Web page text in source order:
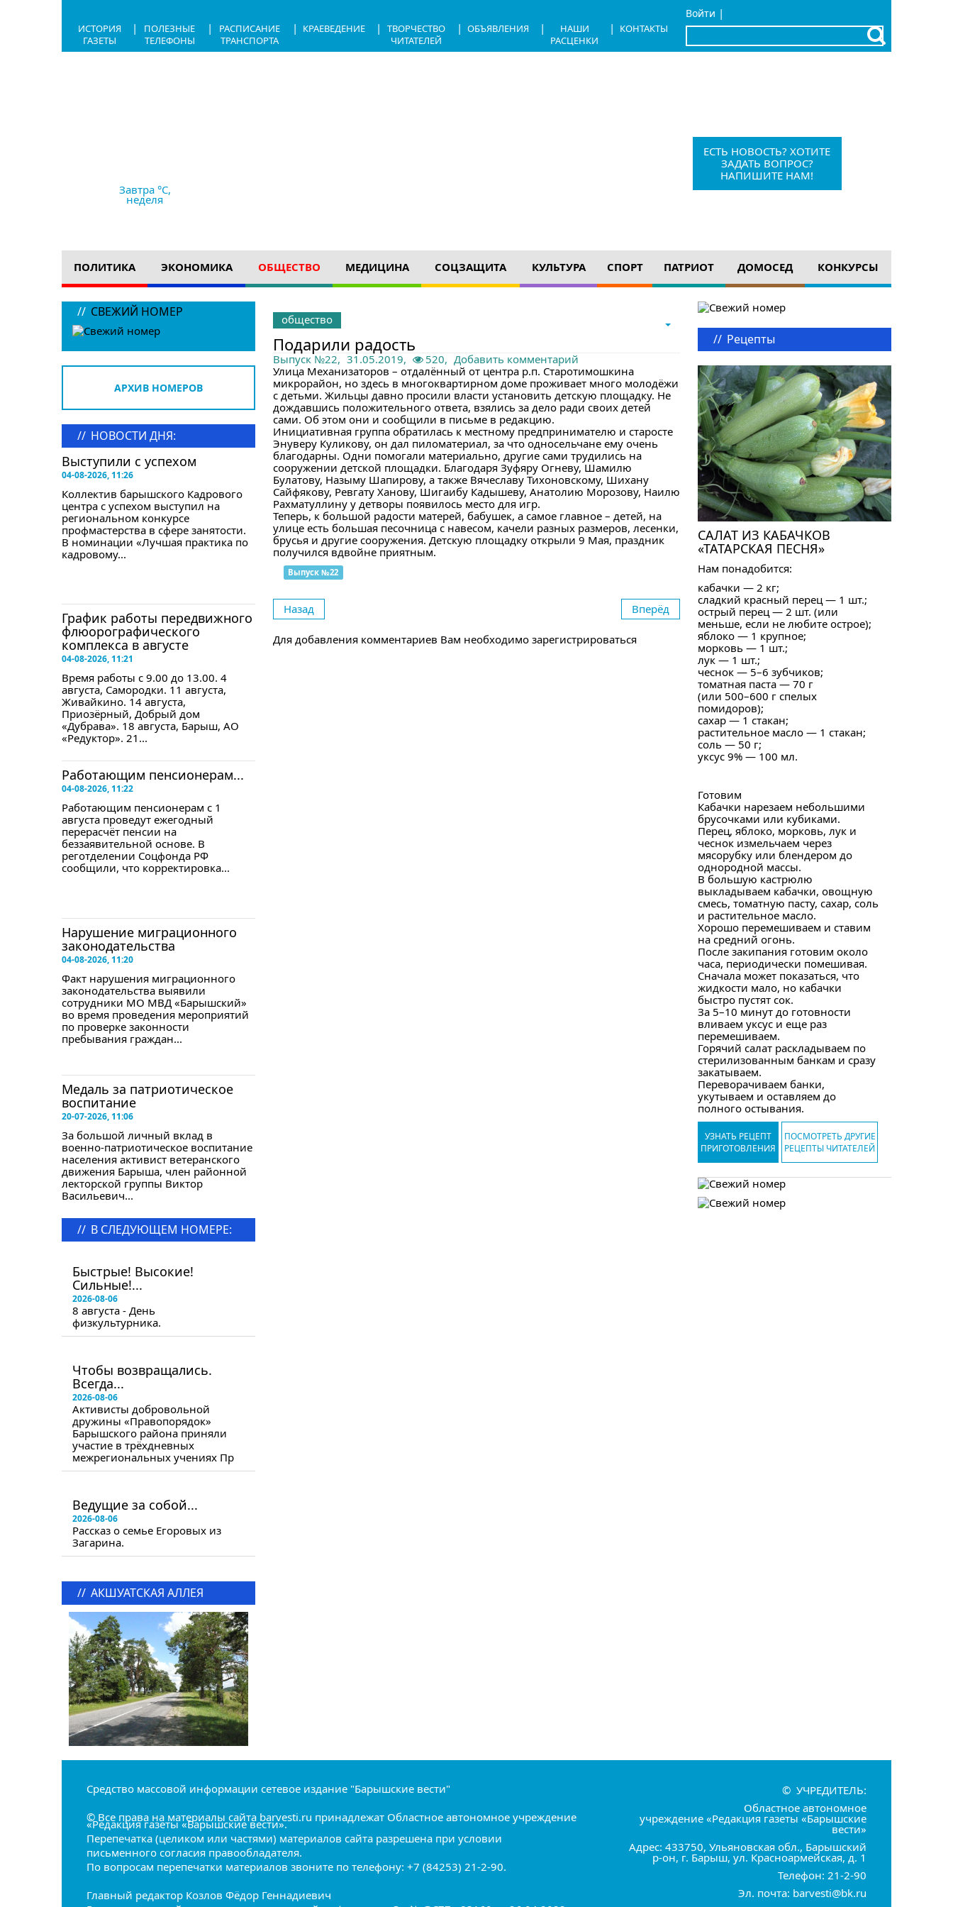
Войти |
x
ИСТОРИЯ
ГАЗЕТЫ
|
ПОЛЕЗНЫЕ
ТЕЛЕФОНЫ
|
РАСПИСАНИЕ
ТРАНСПОРТА
| КРАЕВЕДЕНИЕ |
ТВОРЧЕСТВО
ЧИТАТЕЛЕЙ
| ОБЪЯВЛЕНИЯ |
НАШИ
РАСЦЕНКИ
| КОНТАКТЫ
Завтра °C,
неделя
ЕСТЬ НОВОСТЬ? ХОТИТЕ
ЗАДАТЬ ВОПРОС?
НАПИШИТЕ НАМ!
ПОЛИТИКА ЭКОНОМИКА ОБЩЕСТВО МЕДИЦИНА СОЦЗАЩИТА КУЛЬТУРА СПОРТ ПАТРИОТ ДОМОСЕД КОНКУРСЫ
// СВЕЖИЙ НОМЕР
АРХИВ НОМЕРОВ
// НОВОСТИ ДНЯ:
Выступили с успехом
04-08-2026, 11:26
Коллектив барышского Кадрового
центра с успехом выступил на
региональном конкурсе
профмастерства в сфере занятости.
В номинации «Лучшая практика по
кадровому...
График работы передвижного
флюорографического
комплекса в августе
04-08-2026, 11:21
Время работы с 9.00 до 13.00. 4
августа, Самородки. 11 августа,
Живайкино. 14 августа,
Приозёрный, Добрый дом
«Дубрава». 18 августа, Барыш, АО
«Редуктор». 21...
Работающим пенсионерам...
04-08-2026, 11:22
Работающим пенсионерам с 1
августа проведут ежегодный
перерасчёт пенсии на
беззаявительной основе. В
реготделении Соцфонда РФ
сообщили, что корректировка...
Нарушение миграционного
законодательства
04-08-2026, 11:20
Факт нарушения миграционного
законодательства выявили
сотрудники МО МВД «Барышский»
во время проведения мероприятий
по проверке законности
пребывания граждан...
Медаль за патриотическое
воспитание
20-07-2026, 11:06
За большой личный вклад в
военно-патриотическое воспитание
населения активист ветеранского
движения Барыша, член районной
лекторской группы Виктор
Васильевич...
// В СЛЕДУЮЩЕМ НОМЕРЕ:
Быстрые! Высокие!
Сильные!...
2026-08-06
8 августа - День
физкультурника.
Чтобы возвращались.
Всегда...
2026-08-06
Активисты добровольной
дружины «Правопорядок»
Барышского района приняли
участие в трёхдневных
межрегиональных учениях Пр
Ведущие за собой...
2026-08-06
Рассказ о семье Егоровых из
Загарина.
// АКШУАТСКАЯ АЛЛЕЯ
общество
Подарили радость
Выпуск №22, 31.05.2019, 520, Добавить комментарий
Улица Механизаторов – отдалённый от центра р.п. Старотимошкина
микрорайон, но здесь в многоквартирном доме проживает много молодёжи
с детьми. Жильцы давно просили власти установить детскую площадку. Не
дождавшись положительного ответа, взялись за дело ради своих детей
сами. Об этом они и сообщили в письме в редакцию.
Инициативная группа обратилась к местному предпринимателю и старосте
Энуверу Куликову, он дал пиломатериал, за что односельчане ему очень
благодарны. Одни помогали материально, другие сами трудились на
сооружении детской площадки. Благодаря Зуфяру Огневу, Шамилю
Булатову, Назыму Шапирову, а также Вячеславу Тихоновскому, Шихану
Сайфякову, Ревгату Ханову, Шигаибу Кадышеву, Анатолию Морозову, Наилю
Рахматуллину у детворы появилось место для игр.
Теперь, к большой радости матерей, бабушек, а самое главное – детей, на
улице есть большая песочница с навесом, качели разных размеров, лесенки,
брусья и другие сооружения. Детскую площадку открыли 9 Мая, праздник
получился вдвойне приятным.
Выпуск №22
Назад Вперёд
Для добавления комментариев Вам необходимо зарегистрироваться
// Рецепты
САЛАТ ИЗ КАБАЧКОВ
«ТАТАРСКАЯ ПЕСНЯ»
Нам понадобится:
кабачки — 2 кг;
сладкий красный перец — 1 шт.;
острый перец — 2 шт. (или
меньше, если не любите острое);
яблоко — 1 крупное;
морковь — 1 шт.;
лук — 1 шт.;
чеснок — 5–6 зубчиков;
томатная паста — 70 г
(или 500–600 г спелых
помидоров);
сахар — 1 стакан;
растительное масло — 1 стакан;
соль — 50 г;
уксус 9% — 100 мл.
Готовим
Кабачки нарезаем небольшими
брусочками или кубиками.
Перец, яблоко, морковь, лук и
чеснок измельчаем через
мясорубку или блендером до
однородной массы.
В большую кастрюлю
выкладываем кабачки, овощную
смесь, томатную пасту, сахар, соль
и растительное масло.
Хорошо перемешиваем и ставим
на средний огонь.
После закипания готовим около
часа, периодически помешивая.
Сначала может показаться, что
жидкости мало, но кабачки
быстро пустят сок.
За 5–10 минут до готовности
вливаем уксус и еще раз
перемешиваем.
Горячий салат раскладываем по
стерилизованным банкам и сразу
закатываем.
Переворачиваем банки,
укутываем и оставляем до
полного остывания.
УЗНАТЬ РЕЦЕПТ
ПРИГОТОВЛЕНИЯ
ПОСМОТРЕТЬ ДРУГИЕ
РЕЦЕПТЫ ЧИТАТЕЛЕЙ
Средство массовой информации сетевое издание "Барышские вести"
© Все права на материалы сайта barvesti.ru принадлежат Областное автономное учреждение
«Редакция газеты «Барышские вести».
Перепечатка (целиком или частями) материалов сайта разрешена при условии
письменного согласия правообладателя.
По вопросам перепечатки материалов звоните по телефону: +7 (84253) 21-2-90.
Главный редактор Козлов Фёдор Геннадиевич
© УЧРЕДИТЕЛЬ:
Областное автономное
учреждение «Редакция газеты «Барышские
вести»
Адрес: 433750, Ульяновская обл., Барышский
р-он, г. Барыш, ул. Красноармейская, д. 1
Телефон: 21-2-90
Эл. почта: barvesti@bk.ru